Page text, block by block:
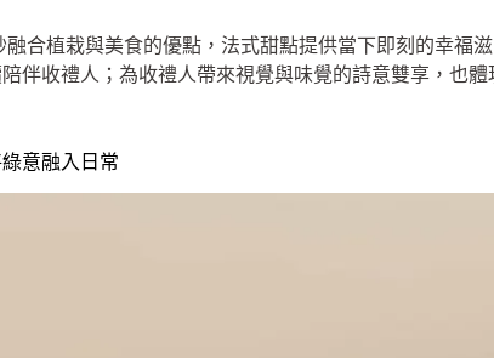
合植栽與美食的優點，法式甜點提供當下即刻的幸福
伴收禮人；為收禮人帶來視覺與味覺的詩意雙享，也
意融入日常